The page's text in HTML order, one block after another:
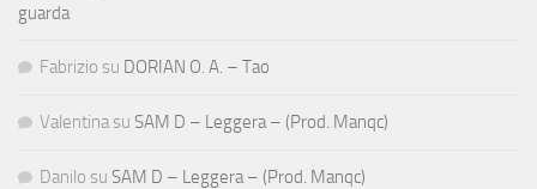
guarda
Fabrizio su DORIAN O. A. – Tao
Valentina su SAM D – Leggera – (Prod. Manqc)
Danilo su SAM D – Leggera – (Prod. Manqc)